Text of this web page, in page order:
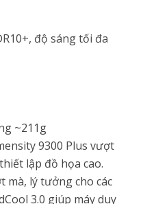
độ sáng tối đa
~211g
9300 Plus vượt
lập đồ họa cao.
mà, lý tưởng cho các
3.0 giúp máy duy